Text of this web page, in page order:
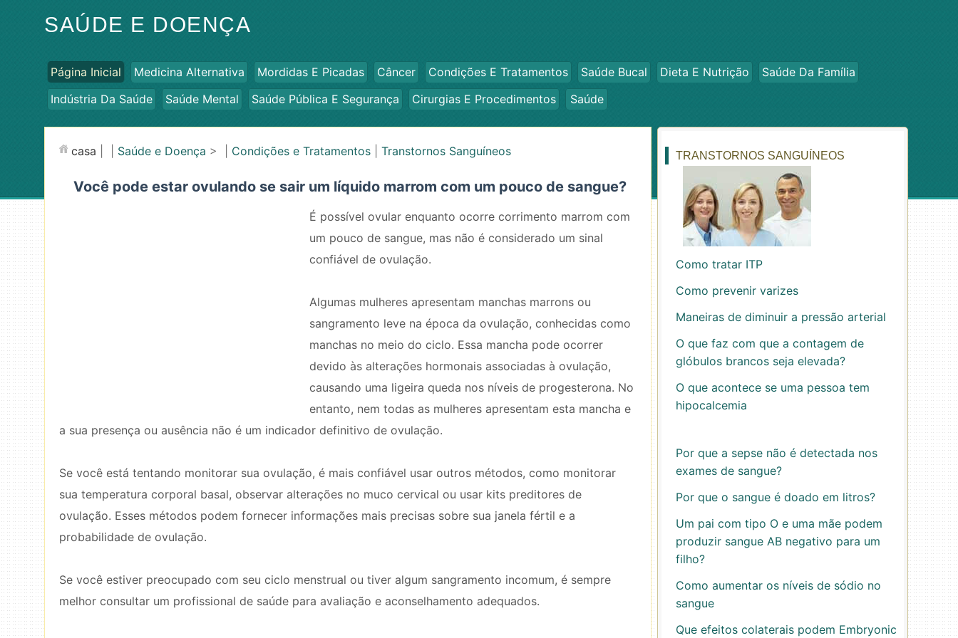
SAÚDE E DOENÇA
Página Inicial Medicina Alternativa Mordidas E Picadas Câncer Condições E Tratamentos Saúde Bucal Dieta E Nutrição
Saúde Da Família
Indústria Da Saúde
Saúde Mental Saúde Pública E Segurança Cirurgias E Procedimentos Saúde
casa Saúde e Doença > | Condições e Tratamentos Transtornos Sanguíneos
Você pode estar ovulando se sair um líquido marrom com um pouco de sangue?
É possível ovular enquanto ocorre corrimento marrom com
um pouco de sangue, mas não é considerado um sinal
confiável de ovulação.
Algumas mulheres apresentam manchas marrons ou
sangramento leve na época da ovulação, conhecidas como
manchas no meio do ciclo. Essa mancha pode ocorrer
devido às alterações hormonais associadas à ovulação,
causando uma ligeira queda nos níveis de progesterona. No
entanto, nem todas as mulheres apresentam esta mancha e
a sua presença ou ausência não é um indicador definitivo de ovulação.
Se você está tentando monitorar sua ovulação, é mais confiável usar outros métodos, como monitorar
sua temperatura corporal basal, observar alterações no muco cervical ou usar kits preditores de
ovulação. Esses métodos podem fornecer informações mais precisas sobre sua janela fértil e a
probabilidade de ovulação.
Se você estiver preocupado com seu ciclo menstrual ou tiver algum sangramento incomum, é sempre
melhor consultar um profissional de saúde para avaliação e aconselhamento adequados.
TRANSTORNOS SANGUÍNEOS
Como tratar ITP
Como prevenir varizes
Maneiras de diminuir a pressão arterial
O que faz com que a contagem de
glóbulos brancos seja elevada?
O que acontece se uma pessoa tem
hipocalcemia
Por que a sepse não é detectada nos
exames de sangue?
Por que o sangue é doado em litros?
Um pai com tipo O e uma mãe podem
produzir sangue AB negativo para um
filho?
Como aumentar os níveis de sódio no
sangue
Que efeitos colaterais podem Embryonic